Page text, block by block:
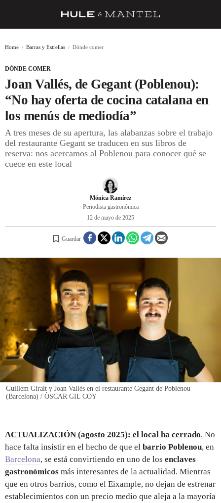
BARRAS Y ESTRELLAS
DÓNDE COMER
ÍDOLOS DE MESAS
CUADERNO DE VIAJE
Home Barras y Estrellas Dónde comer
DÓNDE COMER
Joan Vallés, de Gegant (Poblenou):
“No hay oferta de cocina catalana en
los menús de mediodía”
A tres meses de su apertura, las alabanzas sobre el trabajo
del restaurante Gegant se traducen en sus libros de
reserva: nos acercamos al Poblenou para conocer qué se
cuece en este local
Mónica Ramírez
Periodista gastronómica
12 de mayo de 2025
Guardar
Guillem Giralt y Joan Vallès en el restaurante Gegant de Poblenou
(Barcelona) / ÒSCAR GIL COY
ACTUALIZACIÓN (agosto 2025): el local ha cerrado. No
hace falta insistir en el hecho de que el barrio Poblenou, en
Barcelona, se está convirtiendo en uno de los enclaves
gastronómicos más interesantes de la actualidad. Mientras
que en otros barrios, como el Eixample, no dejan de estrenar
establecimientos con un precio medio que aleja a la mayoría